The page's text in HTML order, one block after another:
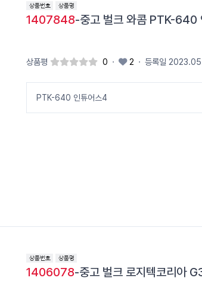
1407848-중고 벌크 와콤 PTK-640
상품평 0 · 2 · 등록일
PTK-640 인튜어스4
1406078-중고 벌크 로지텍코리아